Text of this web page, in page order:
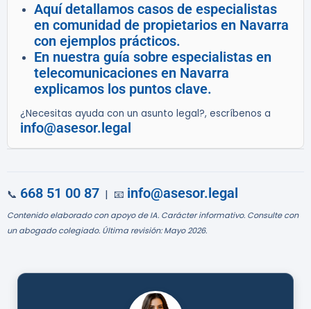
Aquí detallamos casos de especialistas
en comunidad de propietarios en Navarra
con ejemplos prácticos.
En nuestra guía sobre especialistas en
telecomunicaciones en Navarra
explicamos los puntos clave.
¿Necesitas ayuda con un asunto legal?, escríbenos a
info@asesor.legal
📞 668 51 00 87 | 📧 info@asesor.legal
Contenido elaborado con apoyo de IA. Carácter informativo. Consulte con
un abogado colegiado. Última revisión: Mayo 2026.